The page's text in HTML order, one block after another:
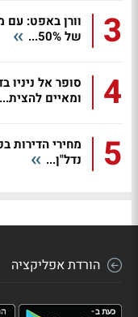
3
וורן באפט: עם
של 50%...
4
סופר אל
ומאיים להצית...
5
מחירי הדירות
נדל"ן...
הורדת אפליקציה